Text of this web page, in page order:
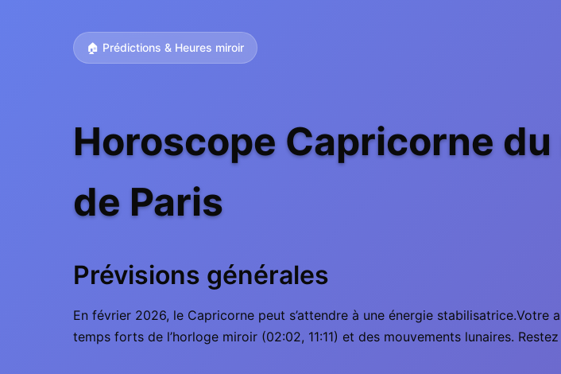
🏠 Prédictions & Heures miroir
Horoscope Capricorne
de Paris
Prévisions générales
En février 2026, le Capricorne peut s’attendre à une énergie
temps forts de l’horloge miroir (02:02, 11:11) et des mouvements lunaires.